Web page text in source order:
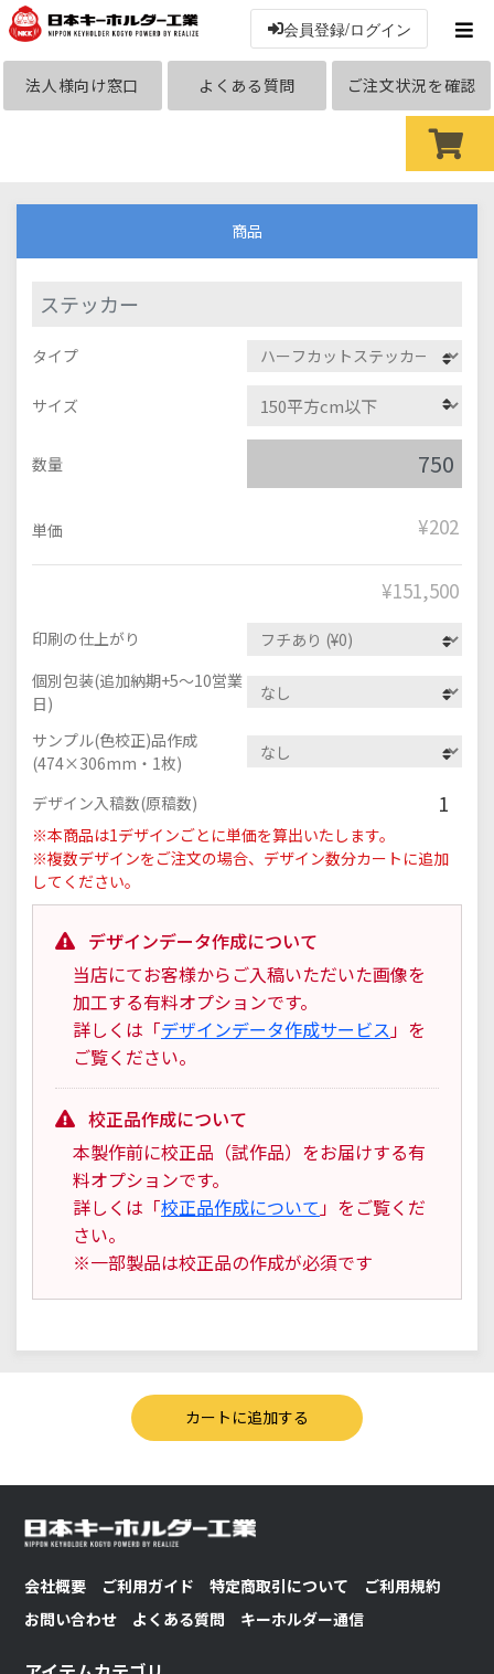
会員登録/ログイン
法人様向け窓口 よくある質問 ご注文状況を確認
商品
ステッカー
タイプ
サイズ
数量
単価 ¥202
¥151,500
印刷の仕上がり
個別包装(追加納期+5～10営業
日)
サンプル(色校正)品作成
(474×306mm・1枚)
デザイン入稿数(原稿数)
1
※本商品は1デザインごとに単価を算出いたします。
※複数デザインをご注文の場合、デザイン数分カートに追加
してください。
デザインデータ作成について
当店にてお客様からご入稿いただいた画像を
加工する有料オプションです。
詳しくは「デザインデータ作成サービス 」を
ご覧ください。
校正品作成について
本製作前に校正品（試作品）をお届けする有
料オプションです。
詳しくは「校正品作成について 」をご覧くだ
さい。
※一部製品は校正品の作成が必須です
会社概要 ご利用ガイド 特定商取引について
ご利用規約
お問い合わせ
よくある質問 キーホルダー通信